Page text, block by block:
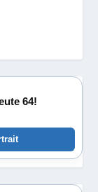
64!